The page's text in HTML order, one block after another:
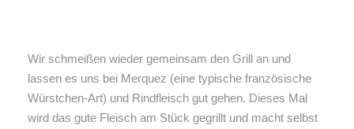
Wir schmeißen wieder gemeinsam den Grill an und
lassen es uns bei Merquez (eine typische französische
Würstchen-Art) und Rindfleisch gut gehen. Dieses Mal
wird das gute Fleisch am Stück gegrillt und macht selbst